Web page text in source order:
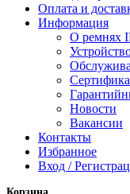
Оплата и
Информация
О ремнях
Новости
Вакансии
Контакты
Избранное
Вход /